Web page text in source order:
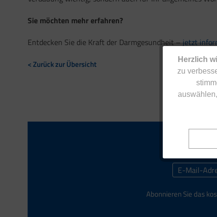
Herzlich
zu
Sie möchten mehr erfahren?
Entdecken Sie die Kraft der Darmgesundheit – jetzt
< Zurück zur Übersicht
Abonnieren Sie das